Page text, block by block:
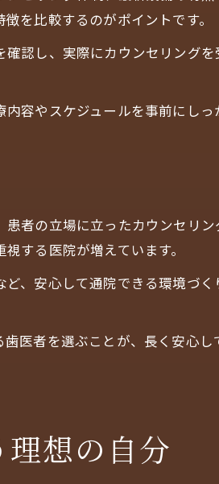
を比較するのがポイントです。
認し、実際にカウンセリング
容やスケジュールを事前にし
者の立場に立ったカウンセリ
する医院が増えています。
、安心して通院できる環境づ
医者を選ぶことが、長く安心
想の自分